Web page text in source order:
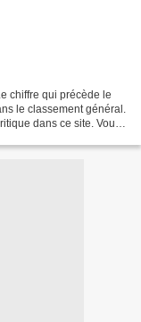
chiffre qui précède le
le classement général.
dans ce site. Vous